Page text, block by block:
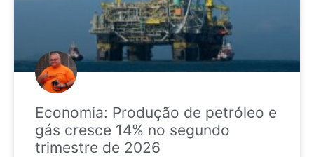
Economia: Produção de petróleo e
gás cresce 14% no segundo
trimestre de 2026